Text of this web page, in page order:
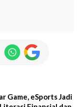
Game, eSports Jadi